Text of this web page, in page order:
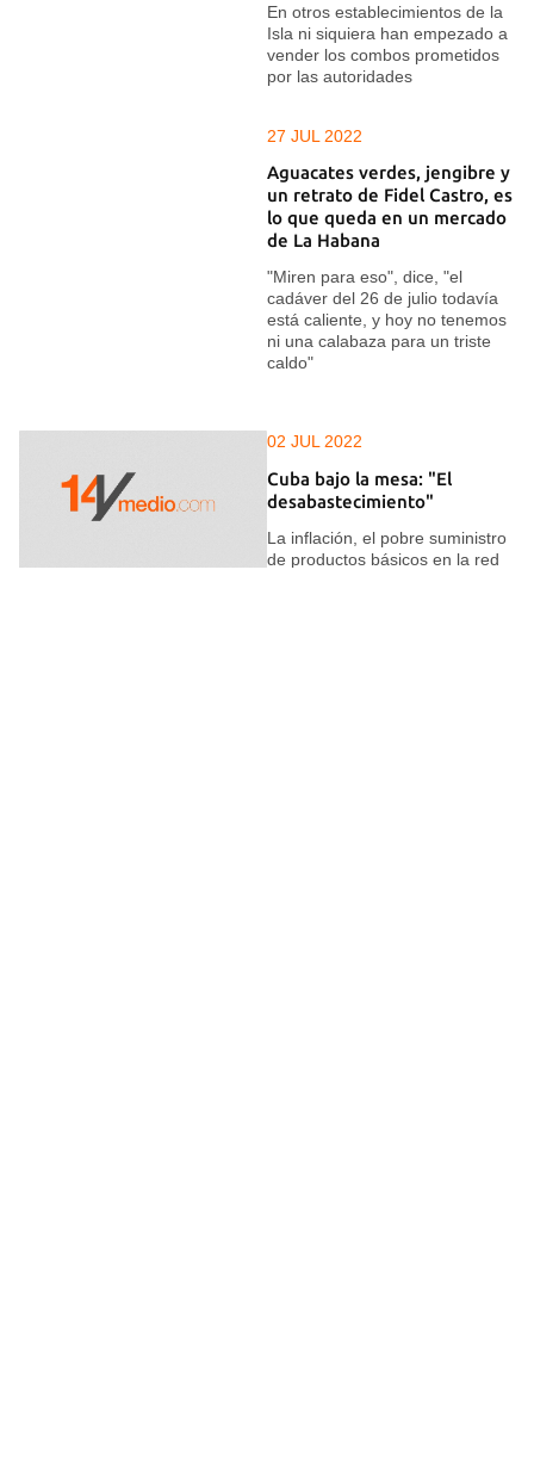
En otros establecimientos de la
Isla ni siquiera han empezado a
vender los combos prometidos
por las autoridades
27 JUL 2022
Aguacates verdes, jengibre y
un retrato de Fidel Castro, es
lo que queda en un mercado
de La Habana
"Miren para eso", dice, "el
cadáver del 26 de julio todavía
está caliente, y hoy no tenemos
ni una calabaza para un triste
caldo"
02 JUL 2022
Cuba bajo la mesa: "El
desabastecimiento"
La inflación, el pobre suministro
de productos básicos en la red